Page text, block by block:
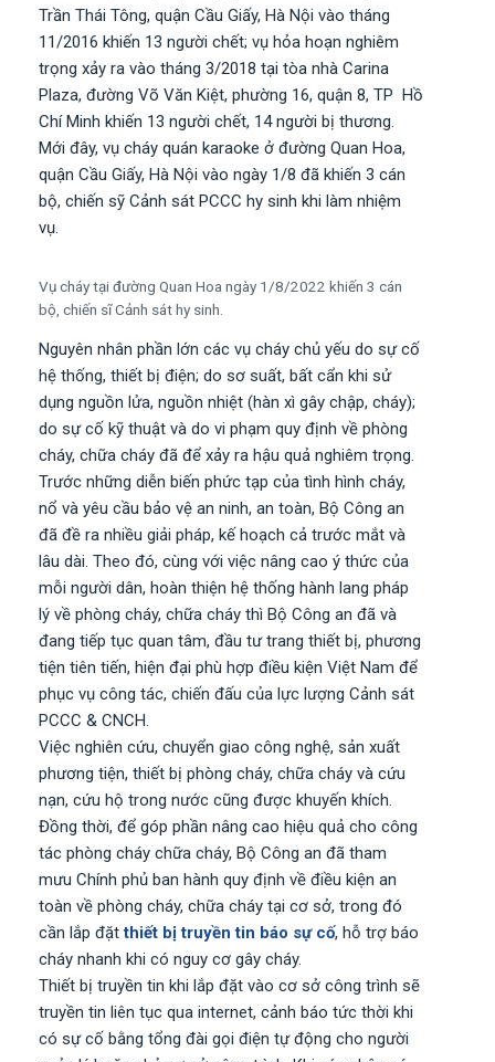
Trần Thái Tông, quận Cầu Giấy, Hà Nội vào tháng
11/2016 khiến 13 người chết; vụ hỏa hoạn nghiêm
trọng xảy ra vào tháng 3/2018 tại tòa nhà Carina
Plaza, đường Võ Văn Kiệt, phường 16, quận 8, TP Hồ
Chí Minh khiến 13 người chết, 14 người bị thương.
Mới đây, vụ cháy quán karaoke ở đường Quan Hoa,
quận Cầu Giấy, Hà Nội vào ngày 1/8 đã khiến 3 cán
bộ, chiến sỹ Cảnh sát PCCC hy sinh khi làm nhiệm
vụ.
Vụ cháy tại đường Quan Hoa ngày 1/8/2022 khiến 3 cán
bộ, chiến sĩ Cảnh sát hy sinh.
Nguyên nhân phần lớn các vụ cháy chủ yếu do sự cố
hệ thống, thiết bị điện; do sơ suất, bất cẩn khi sử
dụng nguồn lửa, nguồn nhiệt (hàn xì gây chập, cháy);
do sự cố kỹ thuật và do vi phạm quy định về phòng
cháy, chữa cháy đã để xảy ra hậu quả nghiêm trọng.
Trước những diễn biến phức tạp của tình hình cháy,
nổ và yêu cầu bảo vệ an ninh, an toàn, Bộ Công an
đã đề ra nhiều giải pháp, kế hoạch cả trước mắt và
lâu dài. Theo đó, cùng với việc nâng cao ý thức của
mỗi người dân, hoàn thiện hệ thống hành lang pháp
lý về phòng cháy, chữa cháy thì Bộ Công an đã và
đang tiếp tục quan tâm, đầu tư trang thiết bị, phương
tiện tiên tiến, hiện đại phù hợp điều kiện Việt Nam để
phục vụ công tác, chiến đấu của lực lượng Cảnh sát
PCCC & CNCH.
Việc nghiên cứu, chuyển giao công nghệ, sản xuất
phương tiện, thiết bị phòng cháy, chữa cháy và cứu
nạn, cứu hộ trong nước cũng được khuyến khích.
Đồng thời, để góp phần nâng cao hiệu quả cho công
tác phòng cháy chữa cháy, Bộ Công an đã tham
mưu Chính phủ ban hành quy định về điều kiện an
toàn về phòng cháy, chữa cháy tại cơ sở, trong đó
cần lắp đặtthiết bị truyền tin báo sự cố, hỗ trợ báo
cháy nhanh khi có nguy cơ gây cháy.
Thiết bị truyền tin khi lắp đặt vào cơ sở công trình sẽ
truyền tin liên tục qua internet, cảnh báo tức thời khi
có sự cố bằng tổng đài gọi điện tự động cho người